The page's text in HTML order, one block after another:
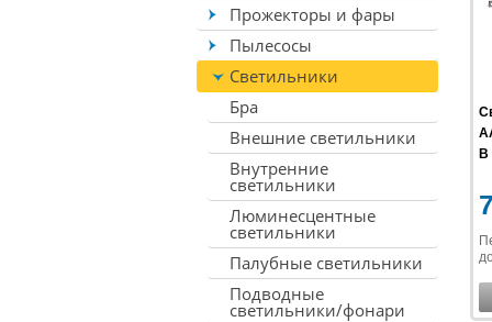
Прожекторы и фары
Пылесосы
Светильники
Бра
Внешние светильники
Внутренние
светильники
Люминесцентные
светильники
Палубные светильники
Подводные
светильники/фонари
В